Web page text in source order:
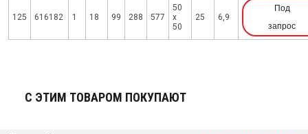
125 616182 1 18 99 288 577
50
x
50
25 6,9
Под
запрос
С ЭТИМ ТОВАРОМ ПОКУПАЮТ